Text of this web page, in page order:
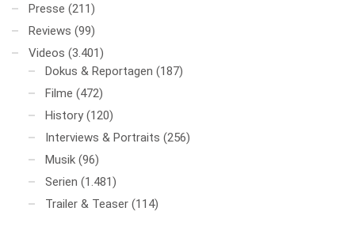
Presse (211)
Reviews (99)
Videos (3.401)
Dokus & Reportagen (187)
Filme (472)
History (120)
Interviews & Portraits (256)
Musik (96)
Serien (1.481)
Trailer & Teaser (114)